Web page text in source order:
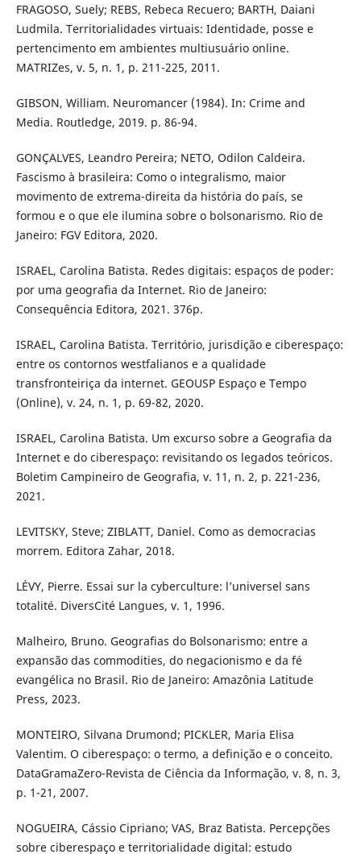
FRAGOSO, Suely; REBS, Rebeca Recuero; BARTH, Daiani
Ludmila. Territorialidades virtuais: Identidade, posse e
pertencimento em ambientes multiusuário online.
MATRIZes, v. 5, n. 1, p. 211-225, 2011.
GIBSON, William. Neuromancer (1984). In: Crime and
Media. Routledge, 2019. p. 86-94.
GONÇALVES, Leandro Pereira; NETO, Odilon Caldeira.
Fascismo à brasileira: Como o integralismo, maior
movimento de extrema-direita da história do país, se
formou e o que ele ilumina sobre o bolsonarismo. Rio de
Janeiro: FGV Editora, 2020.
ISRAEL, Carolina Batista. Redes digitais: espaços de poder:
por uma geografia da Internet. Rio de Janeiro:
Consequência Editora, 2021. 376p.
ISRAEL, Carolina Batista. Território, jurisdição e ciberespaço:
entre os contornos westfalianos e a qualidade
transfronteiriça da internet. GEOUSP Espaço e Tempo
(Online), v. 24, n. 1, p. 69-82, 2020.
ISRAEL, Carolina Batista. Um excurso sobre a Geografia da
Internet e do ciberespaço: revisitando os legados teóricos.
Boletim Campineiro de Geografia, v. 11, n. 2, p. 221-236,
2021.
LEVITSKY, Steve; ZIBLATT, Daniel. Como as democracias
morrem. Editora Zahar, 2018.
LÉVY, Pierre. Essai sur la cyberculture: l’universel sans
totalité. DiversCité Langues, v. 1, 1996.
Malheiro, Bruno. Geografias do Bolsonarismo: entre a
expansão das commodities, do negacionismo e da fé
evangélica no Brasil. Rio de Janeiro: Amazônia Latitude
Press, 2023.
MONTEIRO, Silvana Drumond; PICKLER, Maria Elisa
Valentim. O ciberespaço: o termo, a definição e o conceito.
DataGramaZero-Revista de Ciência da Informação, v. 8, n. 3,
p. 1-21, 2007.
NOGUEIRA, Cássio Cipriano; VAS, Braz Batista. Percepções
sobre ciberespaço e territorialidade digital: estudo